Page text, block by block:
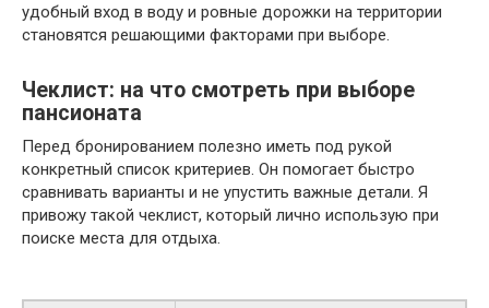
удобный вход в воду и ровные дорожки на территории
становятся решающими факторами при выборе.
Чеклист: на что смотреть при выборе
пансионата
Перед бронированием полезно иметь под рукой
конкретный список критериев. Он помогает быстро
сравнивать варианты и не упустить важные детали. Я
привожу такой чеклист, который лично использую при
поиске места для отдыха.